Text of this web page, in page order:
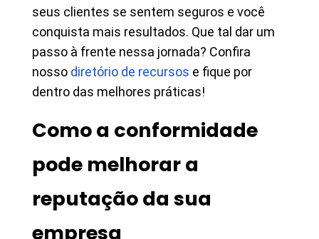
seus clientes se sentem seguros e você
conquista mais resultados. Que tal dar um
passo à frente nessa jornada? Confira
nosso diretório de recursos e fique por
dentro das melhores práticas!
Como a conformidade
pode melhorar a
reputação da sua
empresa